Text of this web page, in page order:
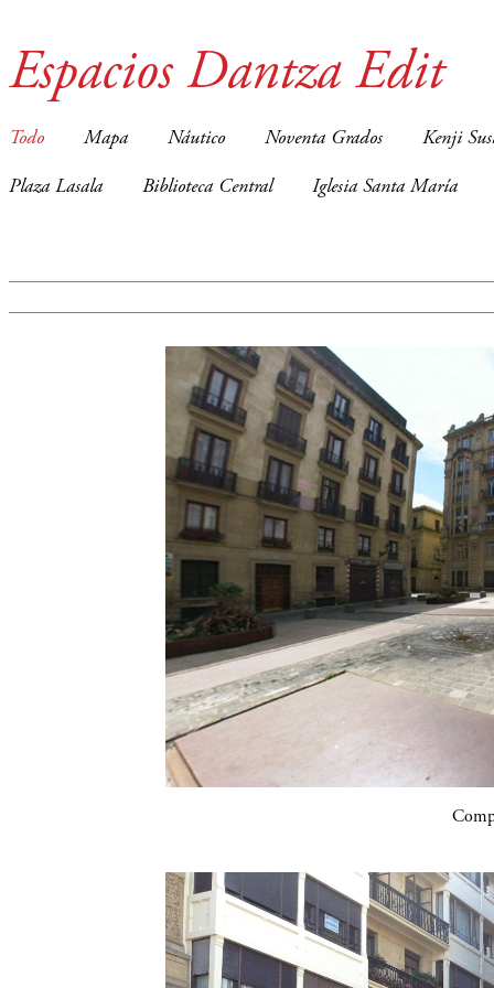
Espacios Dantza Edit
Todo Mapa Náutico Noventa Grados Kenji
Plaza Lasala Biblioteca Central Iglesia Santa María